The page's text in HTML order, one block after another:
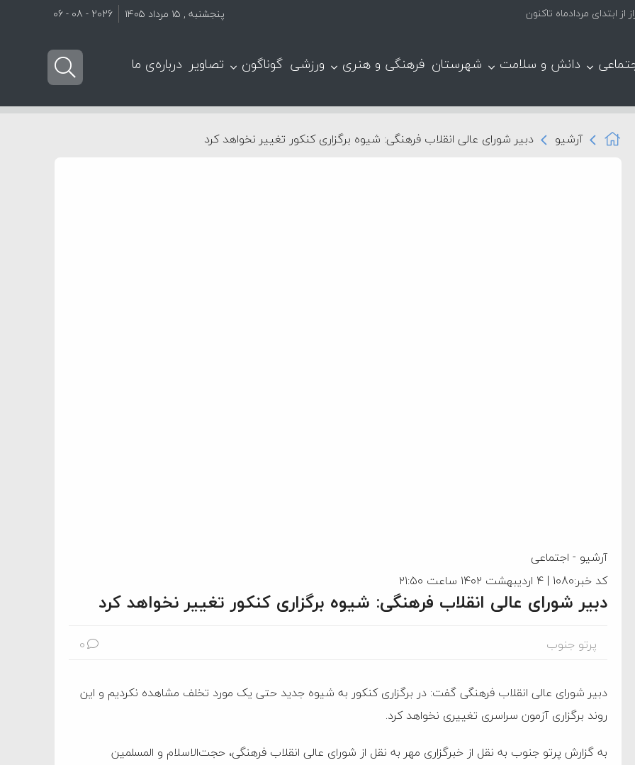
پنجشنبه , ۱۵ مرداد ۱۴۰۵ 2026 - 08 - 06
دانش و سلامت شهرستان فرهنگی و هنری ورزشی گوناگون تصاویر درباره‌ی ما
آرشیو دبیر شورای عالی انقلاب فرهنگی: شیوه برگزاری کنکور تغییر نخواهد کرد
آرشیو - اجتماعی
کد خبر:1080 | ۴ اردیبهشت ۱۴۰۲ ساعت ۲۱:۵۰
دبیر شورای عالی انقلاب فرهنگی: شیوه برگزاری کنکور تغییر نخواهد کرد
پرتو جنوب 0
دبیر شورای عالی انقلاب فرهنگی گفت: در برگزاری کنکور به شیوه جدید حتی یک مورد تخلف مشاهده نکردیم و این
روند برگزاری آزمون سراسری تغییری نخواهد کرد.
به گزارش پرتو جنوب به نقل از خبرگزاری مهر به نقل از شورای عالی انقلاب فرهنگی، حجت‌الاسلام و المسلمین